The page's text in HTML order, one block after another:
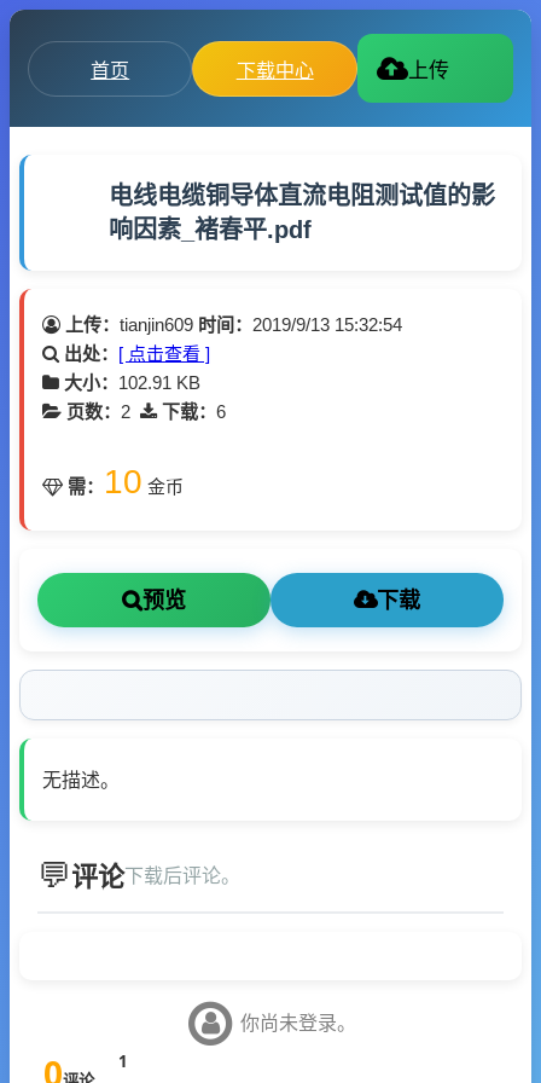
首页 下载中心 上传
电线电缆铜导体直流电阻测试值的影
响因素_褚春平.pdf
上传： tianjin609 时间： 2019/9/13 15:32:54
出处： [ 点击查看 ]
大小： 102.91 KB
页数： 2 下载： 6
需： 10 金币
预览 下载
无描述。
评论下载后评论。
你尚未登录。
0 1